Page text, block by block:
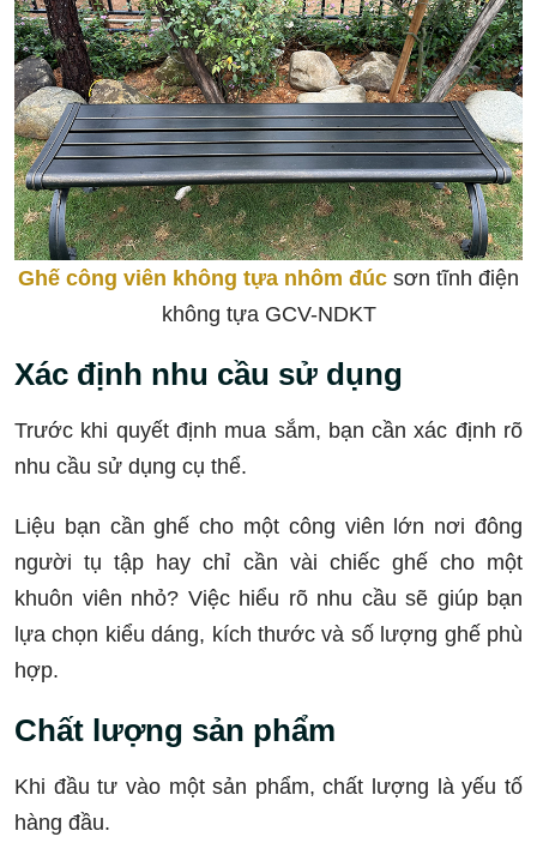
Ghế công viên không tựa nhôm đúc sơn tĩnh điện
không tựa GCV-NDKT
Xác định nhu cầu sử dụng
Trước khi quyết định mua sắm, bạn cần xác định rõ
nhu cầu sử dụng cụ thể.
Liệu bạn cần ghế cho một công viên lớn nơi đông
người tụ tập hay chỉ cần vài chiếc ghế cho một
khuôn viên nhỏ? Việc hiểu rõ nhu cầu sẽ giúp bạn
lựa chọn kiểu dáng, kích thước và số lượng ghế phù
hợp.
Chất lượng sản phẩm
Khi đầu tư vào một sản phẩm, chất lượng là yếu tố
hàng đầu.